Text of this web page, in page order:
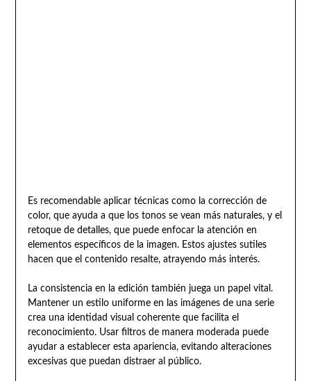
Es recomendable aplicar técnicas como la corrección de
color, que ayuda a que los tonos se vean más naturales, y el
retoque de detalles, que puede enfocar la atención en
elementos específicos de la imagen. Estos ajustes sutiles
hacen que el contenido resalte, atrayendo más interés.
La consistencia en la edición también juega un papel vital.
Mantener un estilo uniforme en las imágenes de una serie
crea una identidad visual coherente que facilita el
reconocimiento. Usar filtros de manera moderada puede
ayudar a establecer esta apariencia, evitando alteraciones
excesivas que puedan distraer al público.